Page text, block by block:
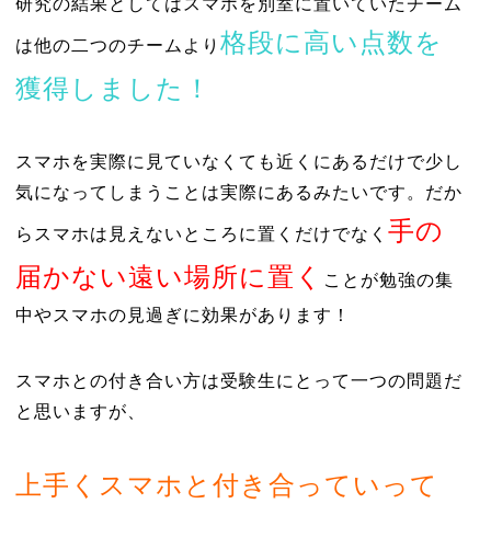
研究の結果としてはスマホを別室に置いていたチーム
は他の二つのチームより 格段に高い点数を
獲得しました！
スマホを実際に見ていなくても近くにあるだけで少し
気になってしまうことは実際にあるみたいです。だか
らスマホは見えないところに置くだけでなく 手の
届かない遠い場所に置く
ことが勉強の集
中やスマホの見過ぎに効果があります！
スマホとの付き合い方は受験生にとって一つの問題だ
と思いますが、
上手くスマホと付き合っていって